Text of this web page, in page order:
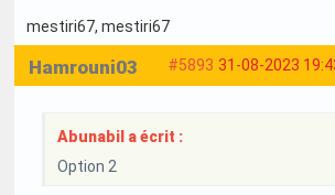
mestiri67, mestiri67
#5893 31-08-2023
Hamrouni03
Abunabil a écrit :
Option 2